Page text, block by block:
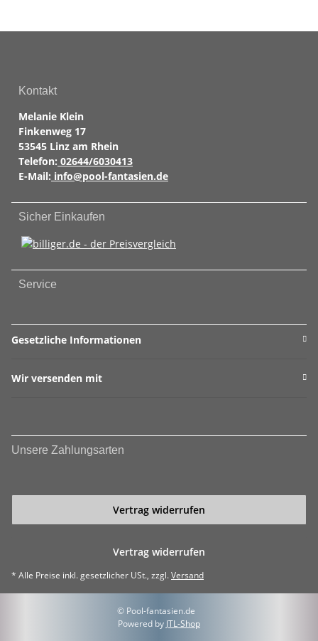
Kontakt
Melanie Klein
Finkenweg 17
53545 Linz am Rhein
Telefon: 02644/6030413
E-Mail: info@pool-fantasien.de
Sicher Einkaufen
Service
Gesetzliche Informationen
Wir versenden mit
Unsere Zahlungsarten
Vertrag widerrufen
Vertrag widerrufen
* Alle Preise inkl. gesetzlicher USt., zzgl.Versand
© Pool-fantasien.de
Powered by JTL-Shop